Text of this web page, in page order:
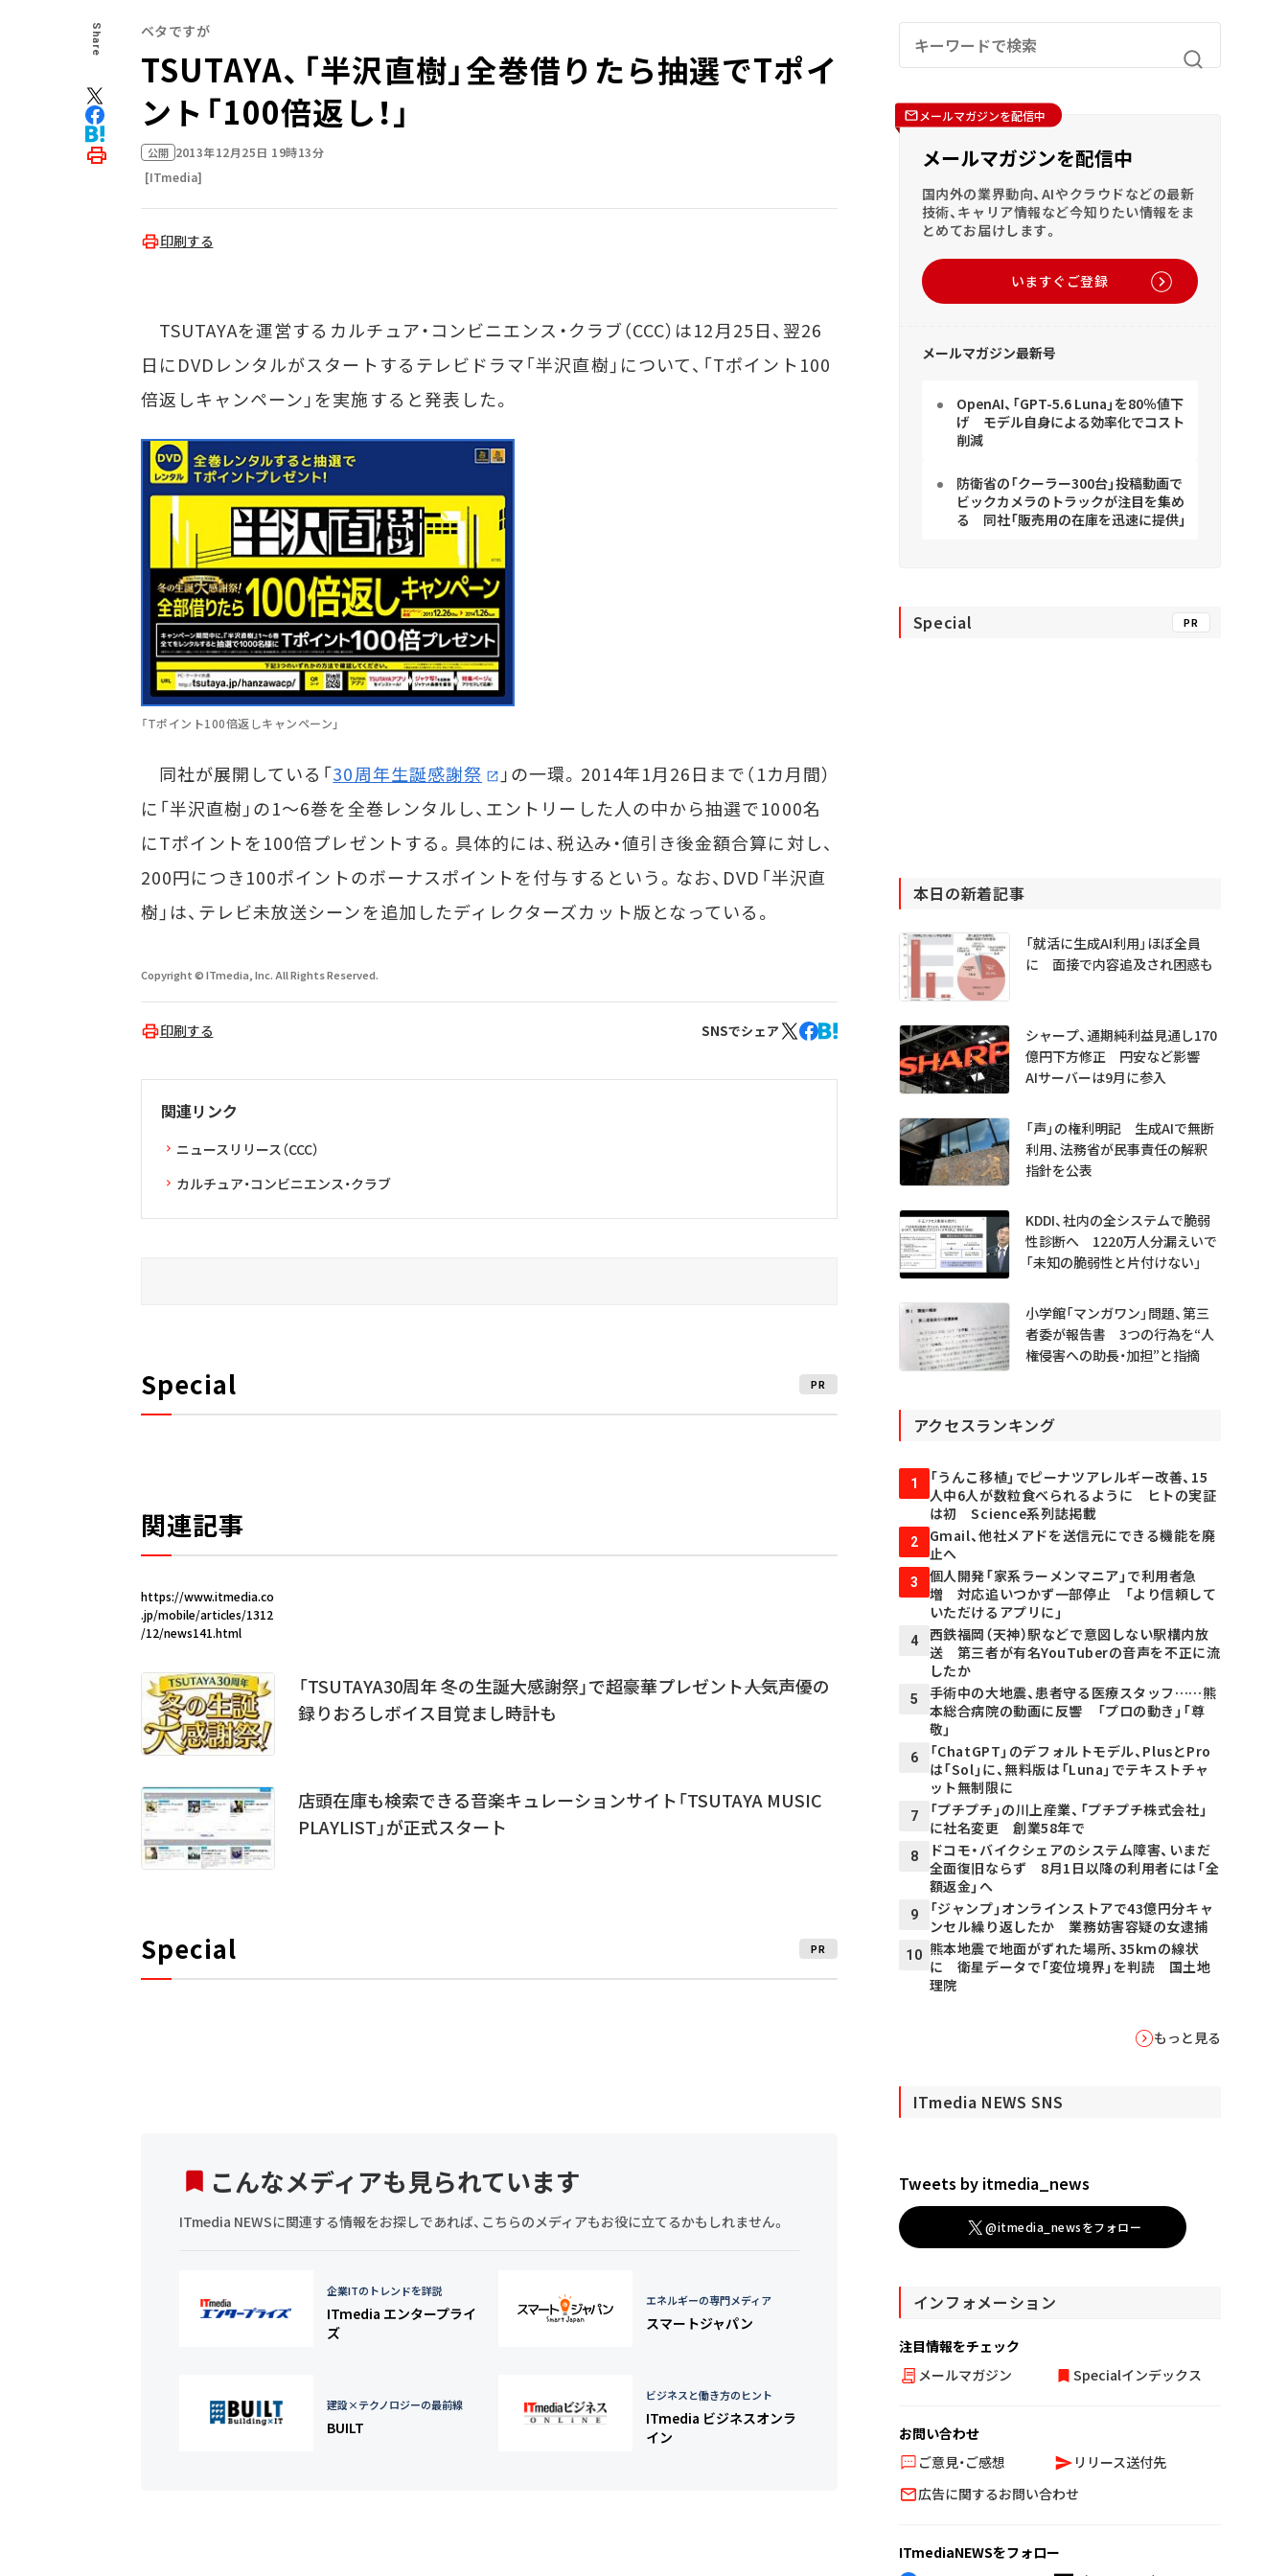
Share ベタですが
TSUTAYA、「半沢直樹」全巻借りたら抽選でTポイ
ント「100倍返し！」
公開 2013年12月25日 19時13分
[ITmedia]
印刷する
TSUTAYAを運営するカルチュア・コンビニエンス・クラブ（CCC）は12月25日、翌26
日にDVDレンタルがスタートするテレビドラマ「半沢直樹」について、「Tポイント100
倍返しキャンペーン」を実施すると発表した。
「Tポイント100倍返しキャンペーン」
同社が展開している「30周年生誕感謝祭
」の一環。2014年1月26日まで（1カ月間）
に「半沢直樹」の1～6巻を全巻レンタルし、エントリーした人の中から抽選で1000名
にTポイントを100倍プレゼントする。具体的には、税込み・値引き後金額合算に対し、
200円につき100ポイントのボーナスポイントを付与するという。なお、DVD「半沢直
樹」は、テレビ未放送シーンを追加したディレクターズカット版となっている。
Copyright © ITmedia, Inc. All Rights Reserved.
印刷する SNSでシェア
関連リンク
ニュースリリース（CCC）
カルチュア・コンビニエンス・クラブ
Special PR
関連記事
https://www.itmedia.co
.jp/mobile/articles/1312
/12/news141.html
「TSUTAYA30周年 冬の生誕大感謝祭」で超豪華プレゼント――人気声優の
録りおろしボイス目覚まし時計も
店頭在庫も検索できる音楽キュレーションサイト「TSUTAYA MUSIC
PLAYLIST」が正式スタート
Special PR
こんなメディアも見られています
ITmedia NEWSに関連する情報をお探しであれば、こちらのメディアもお役に立てるかもしれません。
企業ITのトレンドを詳説
ITmedia エンタープライ
ズ
エネルギーの専門メディア
スマートジャパン
建設×テクノロジーの最前線
BUILT
ビジネスと働き方のヒント
ITmedia ビジネスオンラ
イン
メールマガジンを配信中
メールマガジンを配信中
国内外の業界動向、AIやクラウドなどの最新
技術、キャリア情報など今知りたい情報をま
とめてお届けします。
いますぐご登録
メールマガジン最新号
OpenAI、「GPT-5.6 Luna」を80％値下
げ モデル自身による効率化でコスト
削減
防衛省の「クーラー300台」投稿動画で
ビックカメラのトラックが注目を集め
る 同社「販売用の在庫を迅速に提供」
Special PR
本日の新着記事
「就活に生成AI利用」ほぼ全員
に 面接で内容追及され困惑も
シャープ、通期純利益見通し170
億円下方修正 円安など影響
AIサーバーは9月に参入
「声」の権利明記 生成AIで無断
利用、法務省が民事責任の解釈
指針を公表
KDDI、社内の全システムで脆弱
性診断へ 1220万人分漏えいで
「未知の脆弱性と片付けない」
小学館「マンガワン」問題、第三
者委が報告書 3つの行為を“人
権侵害への助長・加担”と指摘
アクセスランキング
1
「うんこ移植」でピーナツアレルギー改善、15
人中6人が数粒食べられるように ヒトの実証
は初 Science系列誌掲載
2
Gmail、他社メアドを送信元にできる機能を廃
止へ
3
個人開発「家系ラーメンマニア」で利用者急
増 対応追いつかず一部停止 「より信頼して
いただけるアプリに」
4
西鉄福岡（天神）駅などで意図しない駅構内放
送 第三者が有名YouTuberの音声を不正に流
したか
5
手術中の大地震、患者守る医療スタッフ……熊
本総合病院の動画に反響 「プロの動き」「尊
敬」
6
「ChatGPT」のデフォルトモデル、PlusとPro
は「Sol」に、無料版は「Luna」でテキストチャ
ット無制限に
7
「プチプチ」の川上産業、「プチプチ株式会社」
に社名変更 創業58年で
8
ドコモ・バイクシェアのシステム障害、いまだ
全面復旧ならず 8月1日以降の利用者には「全
額返金」へ
9
「ジャンプ」オンラインストアで43億円分キャ
ンセル繰り返したか 業務妨害容疑の女逮捕
10 熊本地震で地面がずれた場所、35kmの線状
に 衛星データで「変位境界」を判読 国土地
理院
もっと見る
ITmedia NEWS SNS
Tweets by itmedia_news
@itmedia_newsをフォロー
インフォメーション
注目情報をチェック
メールマガジン
Specialインデックス
お問い合わせ
ご意見・ご感想
リリース送付先
広告に関するお問い合わせ
ITmediaNEWSをフォロー